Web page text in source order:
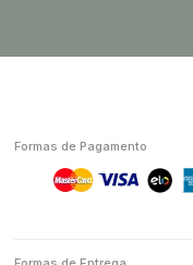
Formas de Pagamento